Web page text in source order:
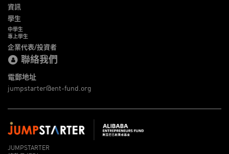
資訊
學生
中學生
專上學生
企業代表/投資者
聯絡我們
電郵地址
jumpstarter@ent-fund.org
JUMPSTARTER